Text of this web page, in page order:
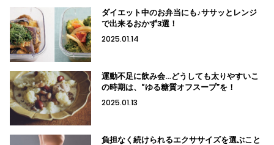
ダイエット中のお弁当にも♪ササッとレンジ
で出来るおかず3選！
2025.01.14
運動不足に飲み会…どうしても太りやすいこ
の時期は、“ゆる糖質オフスープ”を！
2025.01.13
負担なく続けられるエクササイズを選ぶこと